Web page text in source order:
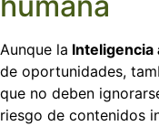
Aunque la Inteligencia
de oportunidades,
que no deben
riesgo de contenidos